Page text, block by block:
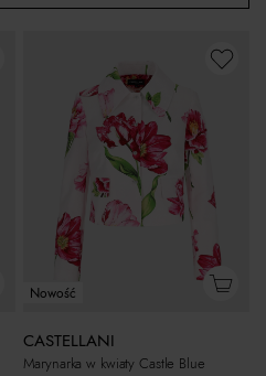
Nowość
CASTELLANI
Marynarka w kwiaty Castle Blue